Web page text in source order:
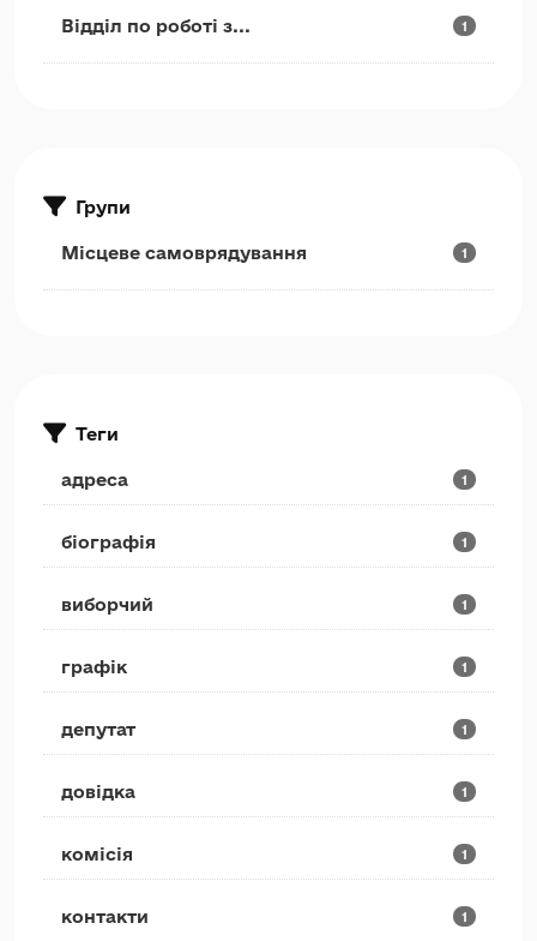
Відділ по роботі з... 1
Групи
Місцеве самоврядування 1
Теги
адреса 1
біографія 1
виборчий 1
графік 1
депутат 1
довідка 1
комісія 1
контакти 1